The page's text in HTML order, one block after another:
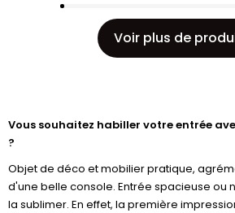
Voir plus de
Vous souhaitez habiller votre entrée
?
Objet de déco et mobilier pratique,
d'une belle console. Entrée spacieuse ou
la sublimer. En effet, la première